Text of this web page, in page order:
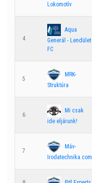
Lokomotív
4
Aqua
Generál - Lendület
FC
5
MRK-
Struktúra
6
Mi csak
ide eljárunk!
7
Máv-
Irodatechnika.com